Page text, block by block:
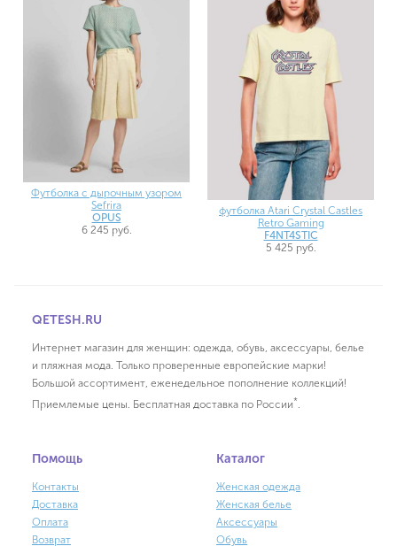
Футболка с дырочным узором
Sefrira
OPUS
6 245 руб.
футболка Atari Crystal Castles
Retro Gaming
F4NT4STIC
5 425 руб.
QETESH.RU
Интернет магазин для женщин: одежда, обувь, аксессуары, белье
и пляжная мода. Только проверенные европейские марки!
Большой ассортимент, еженедельное пополнение коллекций!
Приемлемые цены. Бесплатная доставка по России*.
Помощь
Контакты
Доставка
Оплата
Возврат
Каталог
Женская одежда
Женская белье
Аксессуары
Обувь